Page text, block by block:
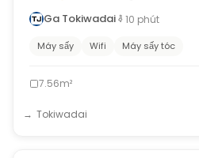
Ga Tokiwadai
10 phút
Máy sấy Wifi Máy sấy tóc
7.56m²
Tokiwadai